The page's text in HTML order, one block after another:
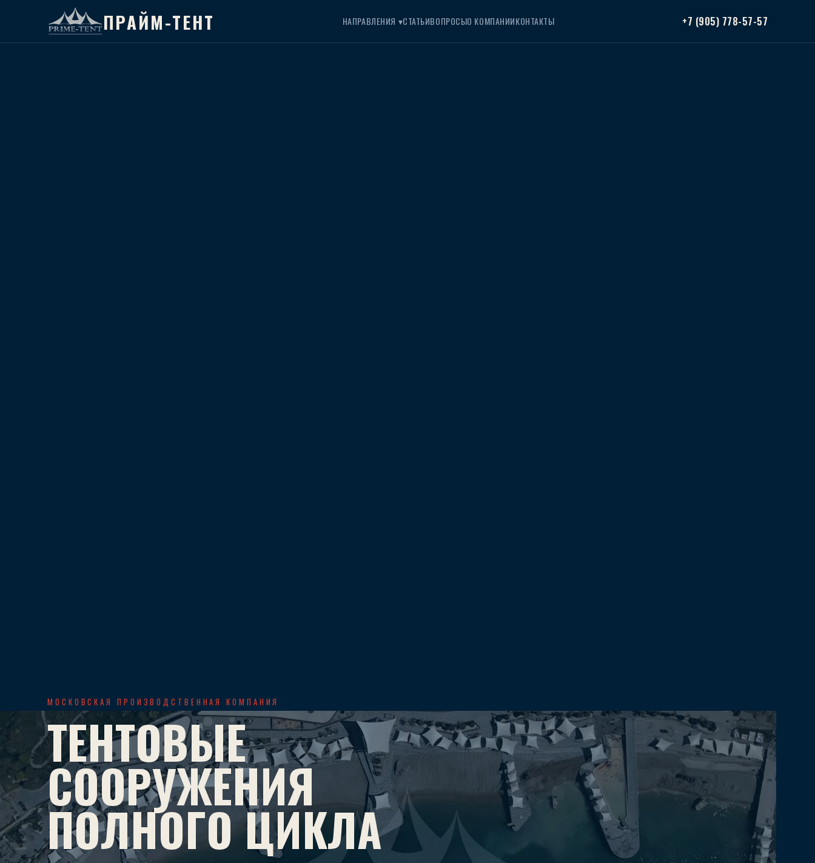
ПРАЙМ-ТЕНТ НАПРАВЛЕНИЯ ▾СТАТЬИВОПРОСЫО КОМПАНИИКОНТАКТЫ +7 (905) 778-57-57
МОСКОВСКАЯ ПРОИЗВОДСТВЕННАЯ КОМПАНИЯ
ТЕНТОВЫЕ
СООРУЖЕНИЯ
ПОЛНОГО ЦИКЛА